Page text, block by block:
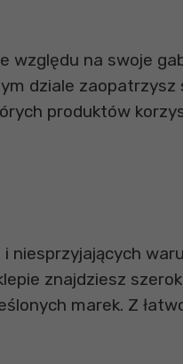
względu na swoje
dziale zaopatrzysz
produktów
niesprzyjających
znajdziesz
marek. Z